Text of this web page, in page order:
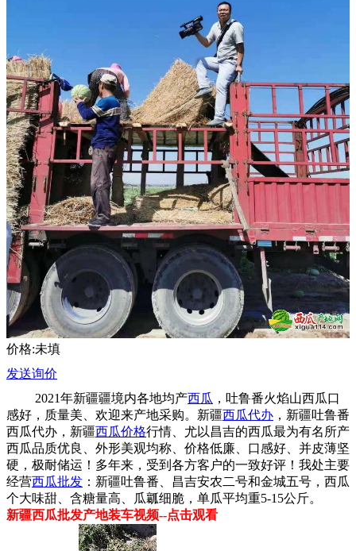
价格:未填
发送询价
2021年新疆疆境内各地均产西瓜 ，吐鲁番火焰山西瓜口
感好，质量美、欢迎来产地采购。新疆西瓜代办 ，新疆吐鲁番
西瓜代办，新疆西瓜价格行情、尤以昌吉的西瓜最为有名所产
西瓜品质优良、外形美观均称、价格低廉、口感好、并皮薄坚
硬，极耐储运！多年来，受到各方客户的一致好评！我处主要
经营西瓜批发 ：新疆吐鲁番、昌吉安农二号和金城五号，西瓜
个大味甜、含糖量高、瓜瓤细脆，单瓜平均重5-15公斤。
新疆西瓜批发产地装车视频--点击观看